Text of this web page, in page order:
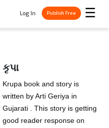
☰
Log In Publish Free
કૃપા
Krupa book and story is
written by Arti Geriya in
Gujarati . This story is getting
good reader response on